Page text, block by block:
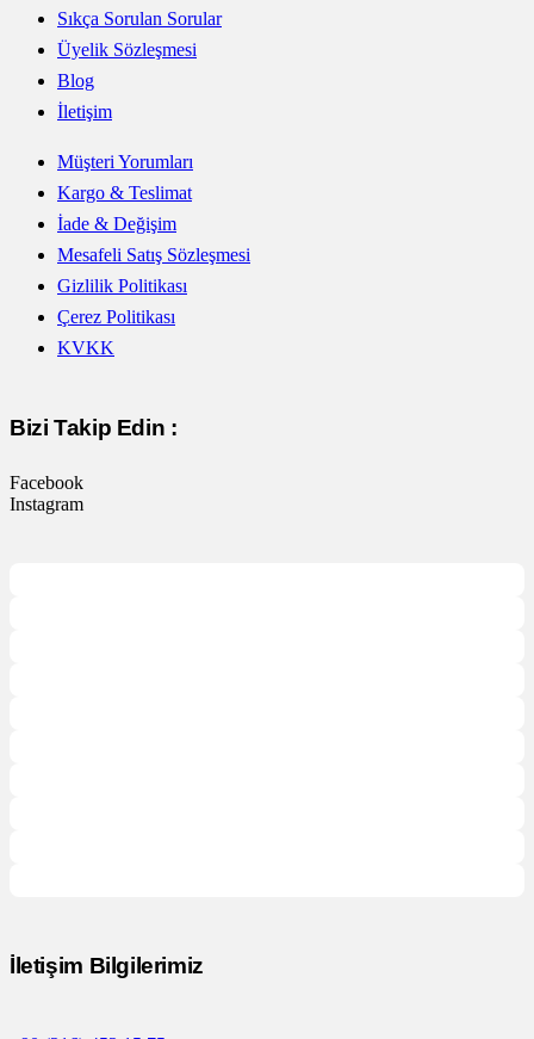
Sıkça Sorulan Sorular
Üyelik Sözleşmesi
Blog
İletişim
Müşteri Yorumları
Kargo & Teslimat
İade & Değişim
Mesafeli Satış Sözleşmesi
Gizlilik Politikası
Çerez Politikası
KVKK
Bizi Takip Edin :
Facebook
Instagram
İletişim Bilgilerimiz